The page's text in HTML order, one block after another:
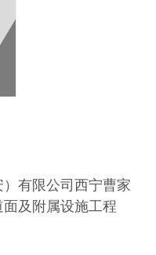
有限公司西宁曹家
及附属设施工程